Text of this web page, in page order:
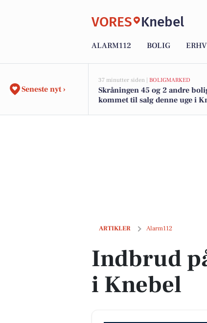
VORES Knebel
ALARM112 BOLIG
Seneste nyt ›
37 minutter siden | BOLIGMARKED
Skråningen 45 og 2 andre
kommet til salg denne uge i
ARTIKLER Alarm112
Indbrud på Vrinners Bygade i
Indbrud
i Knebel